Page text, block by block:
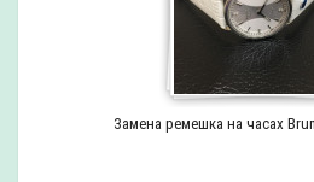
Замена ремешка на часах